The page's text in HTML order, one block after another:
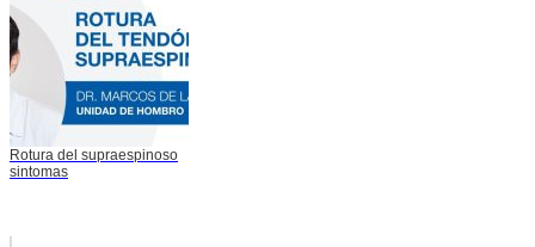
Rotura del supraespinoso
sintomas